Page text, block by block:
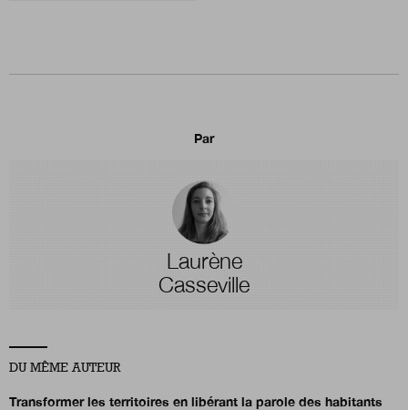
Par
Laurène
Casseville
DU MÊME AUTEUR
Transformer les territoires en libérant la parole des habitants